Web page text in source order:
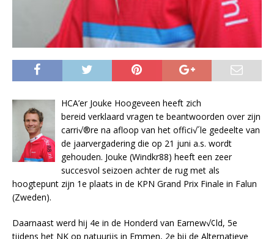
HCA’er Jouke Hoogeveen heeft zich
bereid verklaard vragen te beantwoorden over zijn
carri√®re na afloop van het offici√´le gedeelte van
de jaarvergadering die op 21 juni a.s. wordt
gehouden. Jouke (Windkr88) heeft een zeer
succesvol seizoen achter de rug met als
hoogtepunt zijn 1e plaats in de KPN Grand Prix Finale in Falun
(Zweden).
Daarnaast werd hij 4e in de Honderd van Earnew√¢ld, 5e
tijdens het NK op natuurijs in Emmen, 2e bij de Alternatieve